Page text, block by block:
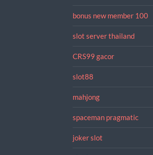
bonus new member 100
slot server thailand
CRS99 gacor
slot88
mahjong
spaceman pragmatic
joker slot